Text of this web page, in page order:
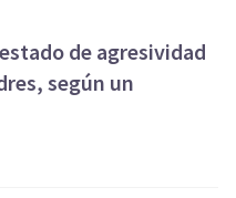
de agresividad
según un